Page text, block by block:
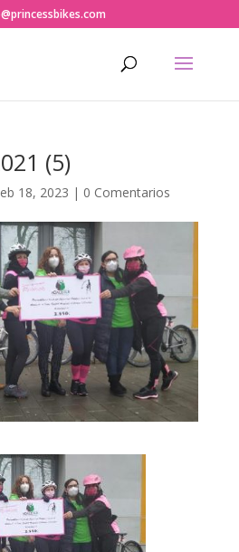
(5)
18, 2023 | 0 Comentarios